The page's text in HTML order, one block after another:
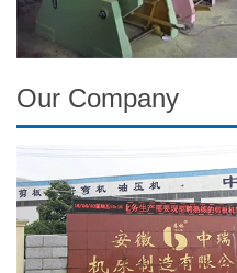
Our Company